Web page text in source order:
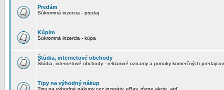
Predám
Súkromná inzercia - predaj
Kúpim
Súkromná inzercia - kúpa
Štúdia, internetové obchody
Štúdia, internetové obchody - reklamné oznamy a ponuky komerčných predajcov
Tipy na výhodný nákup
Tipy na výhodné nákupy cez inzeráty, eBay, rôzne akcie, atď ...